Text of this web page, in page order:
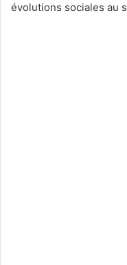
évolutions sociales au